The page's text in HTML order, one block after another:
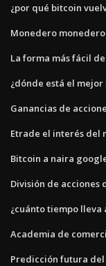
¿por qué bitcoin
Monedero
La forma más fácil
¿dónde está el
Ganancias de
Etrade el interés del
Bitcoin a naira
División de acciones
¿cuánto tiempo lleva
Academia de
Predicción futura